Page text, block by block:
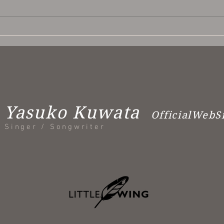
お神セブン「83年組アイドル
桑田
Yasuko Kuwata
Singer / Songwriter